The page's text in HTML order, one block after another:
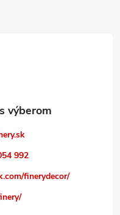
992
finerydecor/